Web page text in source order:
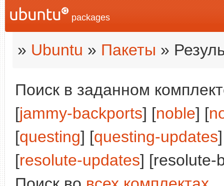
packages
» Ubuntu » Пакеты »
Поиск в заданном
[jammy-backports] [noble] [
[questing] [questing-updates
[resolute-updates] [resolute-